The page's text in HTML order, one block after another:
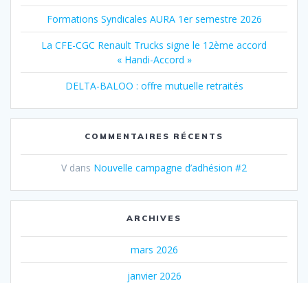
Formations Syndicales AURA 1er semestre 2026
La CFE-CGC Renault Trucks signe le 12ème accord
« Handi-Accord »
DELTA-BALOO : offre mutuelle retraités
COMMENTAIRES RÉCENTS
V dans Nouvelle campagne d’adhésion #2
ARCHIVES
mars 2026
janvier 2026